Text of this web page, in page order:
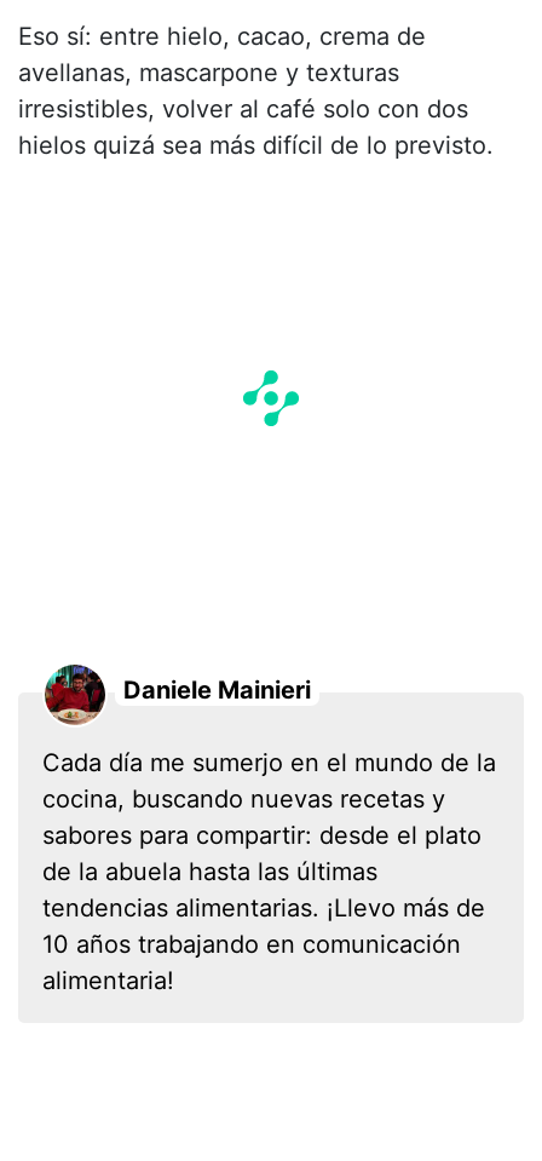
Eso sí: entre hielo, cacao, crema de
avellanas, mascarpone y texturas
irresistibles, volver al café solo con dos
hielos quizá sea más difícil de lo previsto.
Daniele Mainieri
Cada día me sumerjo en el mundo de la
cocina, buscando nuevas recetas y
sabores para compartir: desde el plato
de la abuela hasta las últimas
tendencias alimentarias. ¡Llevo más de
10 años trabajando en comunicación
alimentaria!